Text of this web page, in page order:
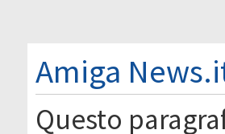
Amiga
Questo